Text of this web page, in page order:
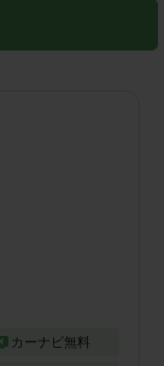
カーナビ無料